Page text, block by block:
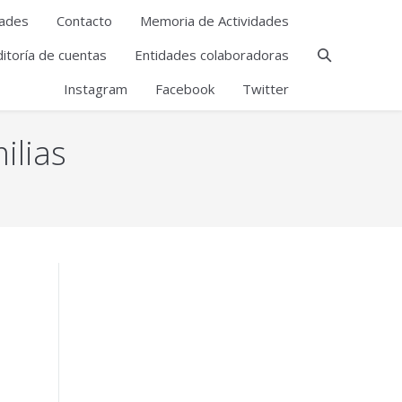
Contacto
Memoria de Actividades
de cuentas
Entidades colaboradoras
Instagram
Facebook Twitter